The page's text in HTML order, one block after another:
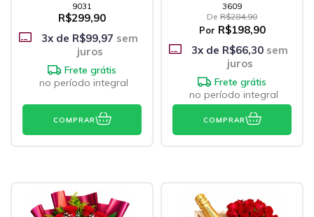
9031
R$299,90
3x de R$99,97 sem
juros
Frete grátis
no período integral
COMPRAR
3609
De R$284,90
Por R$198,90
3x de R$66,30 sem
juros
Frete grátis
no período integral
COMPRAR